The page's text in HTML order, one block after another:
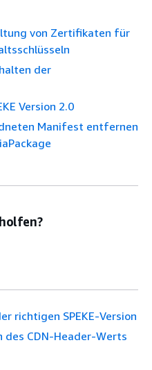
von Zertifikaten für
der
Version 2.0
Manifest entfernen
richtigen SPEKE-Version
des CDN-Header-Werts